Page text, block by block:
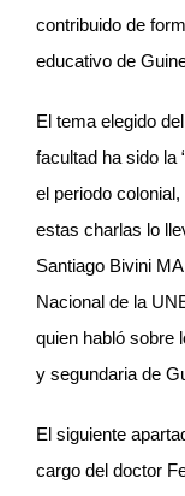
contribuido de
educativo de
El tema elegido
facultad ha sido la
el periodo
estas charlas lo
Santiago Bivini
Nacional de la
quien habló sobre
y segundaria de
El siguiente
cargo del doctor